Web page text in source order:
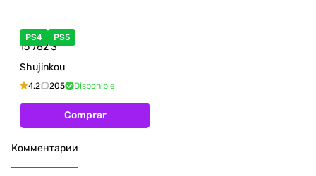
PS4 PS5
15 782$
Shujinkou
4.2 205 Disponible
Comprar
Комментарии